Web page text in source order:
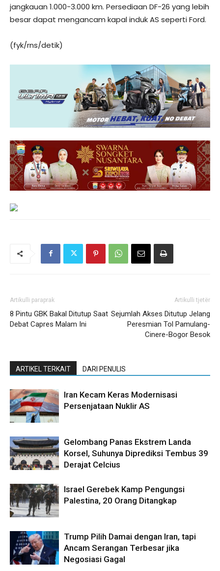
jangkauan 1.000-3.000 km. Persediaan DF-26 yang lebih
besar dapat mengancam kapal induk AS seperti Ford.
(fyk/rns/detik)
Artikulli paraprak
8 Pintu GBK Bakal Ditutup Saat
Debat Capres Malam Ini
Artikulli tjetër
Sejumlah Akses Ditutup Jelang
Peresmian Tol Pamulang-
Cinere-Bogor Besok
ARTIKEL TERKAIT DARI PENULIS
Iran Kecam Keras Modernisasi
Persenjataan Nuklir AS
Gelombang Panas Ekstrem Landa
Korsel, Suhunya Diprediksi Tembus 39
Derajat Celcius
Israel Gerebek Kamp Pengungsi
Palestina, 20 Orang Ditangkap
Trump Pilih Damai dengan Iran, tapi
Ancam Serangan Terbesar jika
Negosiasi Gagal